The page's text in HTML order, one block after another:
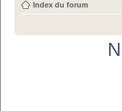
Index du forum